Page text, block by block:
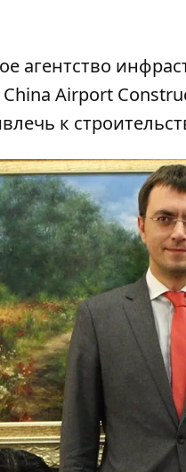
агентство
Airport
к